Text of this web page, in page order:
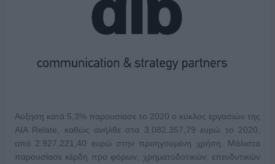
Αύξηση κατά 5,3% παρουσίασε το 2020 ο κύκλος εργασιών της
AIA Relate, καθώς ανήλθε στα 3.082.357,79 ευρώ το 2020,
από 2.927.221,40 ευρώ στην προηγουμένη χρήση. Μάλιστα
παρουσίασε κέρδη προ φόρων, χρηματοδοτικών, επενδυτικών